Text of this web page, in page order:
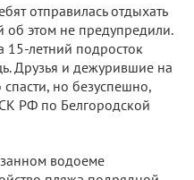
отправилась отдыхать
об этом не предупредили.
15-летний подросток
Друзья и дежурившие на
спасти, но безуспешно,
РФ по Белгородской
водоеме